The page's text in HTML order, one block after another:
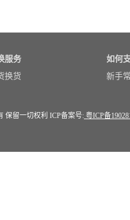
服务
换货
如何
新手
保留一切权利 ICP备案号: 粤ICP备